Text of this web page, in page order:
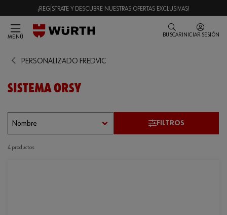
¡REGÍSTRATE Y DESCUBRE NUESTRAS OFERTAS EXCLUSIVAS!
MENÚ BUSCAR INICIAR SESIÓN
PERSONALIZADO FREDVIC
SISTEMA ORSY
FILTROS
4 productos